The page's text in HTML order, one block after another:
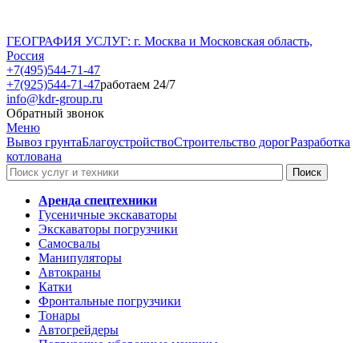
ГЕОГРАФИЯ УСЛУГ: г. Москва и Московская область,
Россия
+7(495)544-71-47
+7(925)544-71-47работаем 24/7
info@kdr-group.ru
Обратный звонок
Меню
Вывоз грунтаБлагоустройствоСтроительство дорогРазработка
котлована
Аренда спецтехники
Гусеничные экскаваторы
Экскаваторы погрузчики
Самосвалы
Манипуляторы
Автокраны
Катки
Фронтальные погрузчики
Тонары
Автогрейдеры